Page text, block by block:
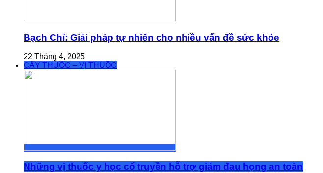
Bạch Chỉ: Giải pháp tự nhiên cho nhiều vấn đề sức khỏe
22 Tháng 4, 2025
CÂY THUỐC – VỊ THUỐC
Những vị thuốc y học cổ truyền hỗ trợ giảm đau họng an toàn